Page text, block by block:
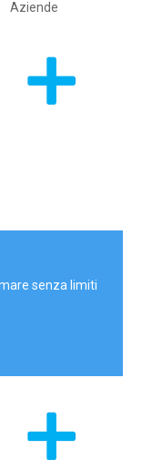
Aziende
senza limiti